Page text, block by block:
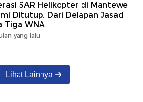
SAR Helikopter di Mantewe
Ditutup, Dari Delapan Jasad
Tiga WNA
yang lalu
Lihat Lainnya